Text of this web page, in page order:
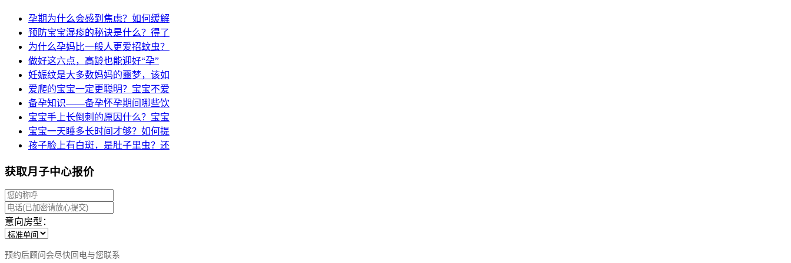
孕期为什么会感到焦虑？如何缓解
预防宝宝湿疹的秘诀是什么？得了
为什么孕妈比一般人更爱招蚊虫？
做好这六点，高龄也能迎好“孕”
妊娠纹是大多数妈妈的噩梦，该如
爱爬的宝宝一定更聪明？宝宝不爱
备孕知识——备孕怀孕期间哪些饮
宝宝手上长倒刺的原因什么？宝宝
宝宝一天睡多长时间才够？如何提
孩子脸上有白斑，是肚子里虫？还
获取月子中心报价
意向房型：
预约后顾问会尽快回电与您联系